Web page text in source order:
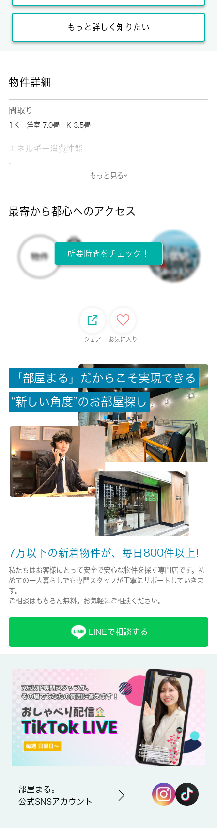
もっと詳しく知りたい
物件詳細
間取り
1Ｋ 洋室 7.0畳 K 3.5畳
エネルギー消費性能
-
所在階
2階 / 2階建
償却/敷引
-/-
権利金/雑費
-/-
総戸数
現状/入居可能日
保険加入/料金
有/20000円
保険名/保険期間
-/2年
年間保証料:10000円、口座振替手数料:330円 学生プラン:初回
保証料:1.5万円 年間保証料:無し
賃貸区分/契約期間
一般/2年
取引形態
備考
もっと見る
最寄から都心へのアクセス
所要時間をチェック！
シェア お気に入り
「 部屋 ま る 」 だ か ら こ そ実現で き る
“新 し い角 度”のお部屋探 し
7万以下の新着物件が、毎日800件以上!
私たちはお客様にとって安全で安心な物件を探す専門店です。初
めての一人暮らしでも専門スタッフが丁寧にサポートしていきま
す。
ご相談はもちろん無料。お気軽にご相談ください。
LINEで相談する
部屋まる。
公式SNSアカウント